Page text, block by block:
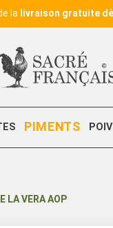
la livraison gratuite
PIMENTS
LA VERA AOP